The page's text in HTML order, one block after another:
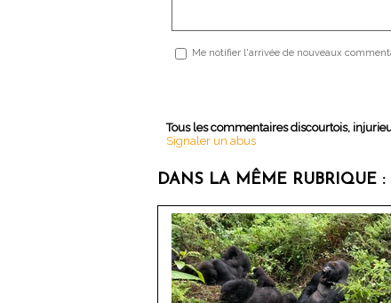
Me notifier l'arrivée de nouveaux
Tous les commentaires discourtois,
Signaler un abus
DANS LA MÊME RUBRIQUE :